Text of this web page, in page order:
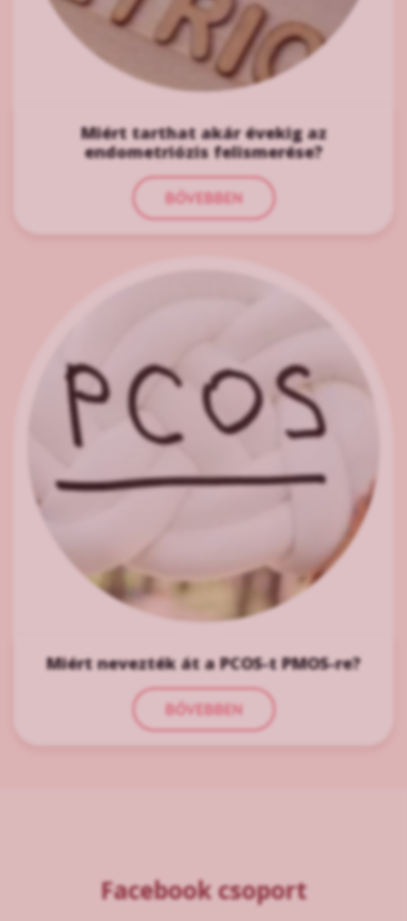
Miért tarthat akár évekig az
endometriózis felismerése?
BŐVEBBEN
Miért nevezték át a PCOS-t PMOS-re?
BŐVEBBEN
Facebook csoport